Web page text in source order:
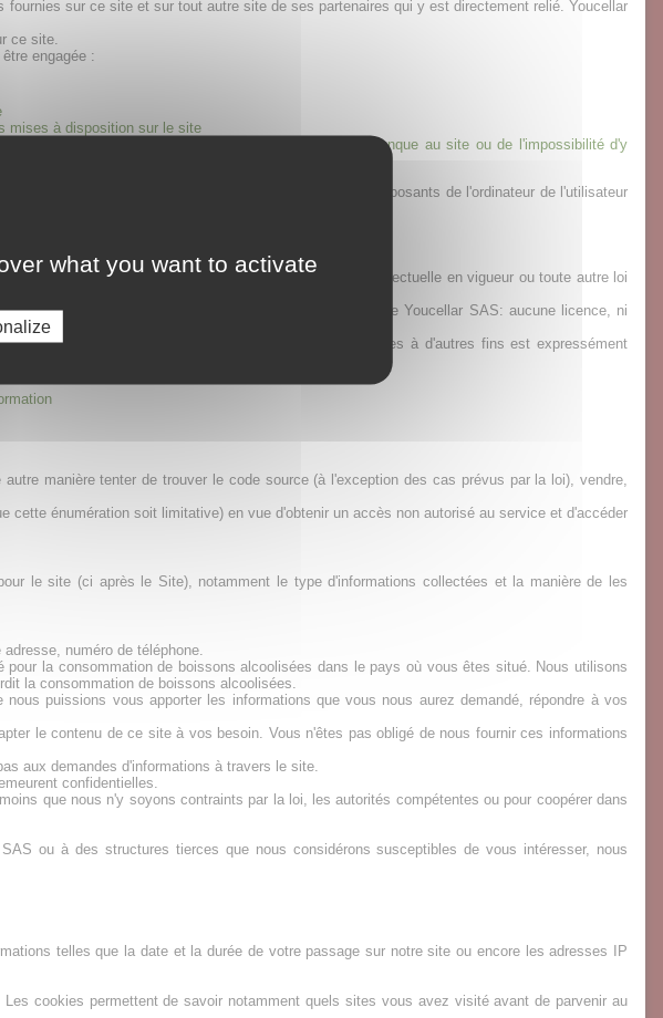
sur ce site et sur tout autre site de ses partenaires qui y est directement relié. Youcellar
ce site.
engagée :
mises à disposition sur le site
pouvant survenir du fait de l'accès de quiconque au site ou de l'impossibilité d'y
un problème technique qui pourrait endommager les composants de l'ordinateur de l'utilisateur
sur ce site.
et protégées par l'ensemble des droits de propriété intellectuelle en vigueur ou toute autre loi
créés pour ce site sont la propriété exclusive de Youcellar SAS: aucune licence, ni
; toute reproduction ou toute utilisation de copies réalisées à d'autres fins est expressément
conditions suivantes :
manière tenter de trouver le code source (à l'exception des cas prévus par la loi), vendre,
énumération soit limitative) en vue d'obtenir un accès non autorisé au service et d'accéder
le site (ci après le Site), notamment le type d'informations collectées et la manière de les
numéro de téléphone.
la consommation de boissons alcoolisées dans le pays où vous êtes situé. Nous utilisons
la consommation de boissons alcoolisées.
puissions vous apporter les informations que vous nous aurez demandé, répondre à vos
le contenu de ce site à vos besoin. Vous n'êtes pas obligé de nous fournir ces informations
aux demandes d'informations à travers le site.
confidentielles.
que nous n'y soyons contraints par la loi, les autorités compétentes ou pour coopérer dans
ou à des structures tierces que nous considérons susceptibles de vous intéresser, nous
telles que la date et la durée de votre passage sur notre site ou encore les adresses IP
cookies permettent de savoir notamment quels sites vous avez visité avant de parvenir au
what you want to activate